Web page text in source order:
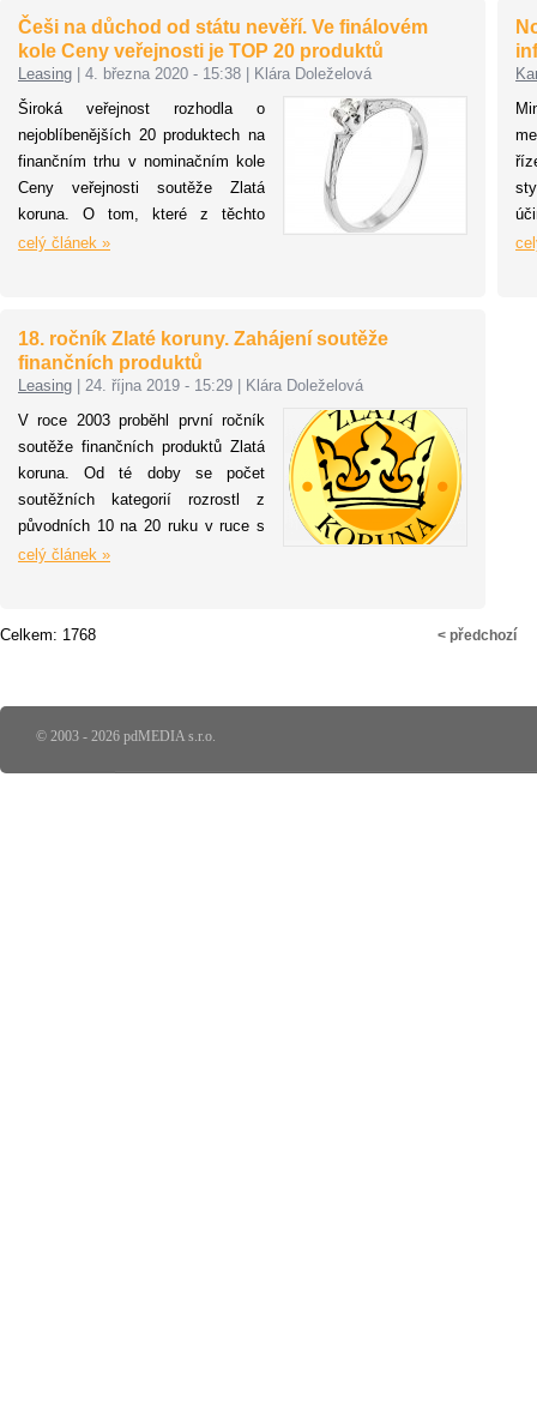
dopadům koronaviru. Vítězné
projekty vybrali lidé v průzkumu
společnosti agentury Behavio.
Vrácení peněz za neprojeté
kilometry pojišťovny Pillow.
Češi na důchod od státu nevěří. Ve finálovém
kole Ceny veřejnosti je TOP 20 produktů
Leasing 4. března 2020 - 15:38
Klára Doleželová
Široká veřejnost rozhodla o
nejoblíbenějších 20 produktech na
finančním trhu v nominačním kole
Ceny veřejnosti soutěže Zlatá
koruna. O tom, které z těchto
produktů se umístí na stupních
www.zlatakoruna.info.
celý článek »
18. ročník Zlaté koruny. Zahájení soutěže
finančních produktů
Leasing 24. října 2019 - 15:29
Klára Doleželová
V roce 2003 proběhl první ročník
soutěže finančních produktů Zlatá
koruna. Od té doby se počet
soutěžních kategorií rozrostl z
původních 10 na 20 ruku v ruce s
tím, jak se mění samotný trh
standardních bankovních a
hodnocení, ty nejlepší produkty
stále zodpovědně hodnotí odborná
celý článek »
< předchozí
Celkem: 1768
© 2003 - 2026 pdMEDIA s.r.o.